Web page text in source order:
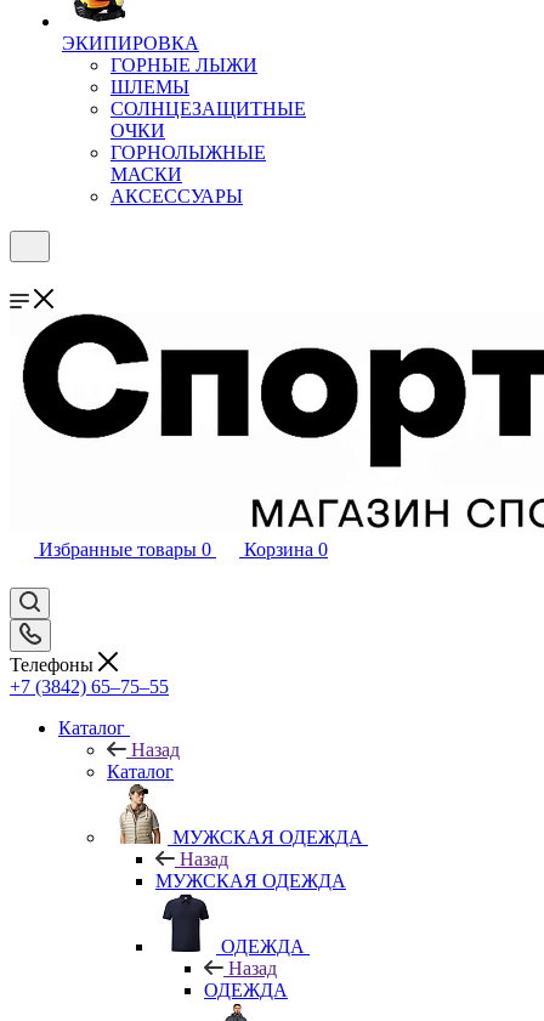
ЭКИПИРОВКА
ГОРНЫЕ ЛЫЖИ
ШЛЕМЫ
СОЛНЦЕЗАЩИТНЫЕ
ОЧКИ
ГОРНОЛЫЖНЫЕ
МАСКИ
АКСЕССУАРЫ
Избранные товары 0 Корзина 0
Телефоны
+7 (3842) 65–75–55
Каталог
Назад
Каталог
МУЖСКАЯ ОДЕЖДА
Назад
МУЖСКАЯ ОДЕЖДА
ОДЕЖДА
Назад
ОДЕЖДА